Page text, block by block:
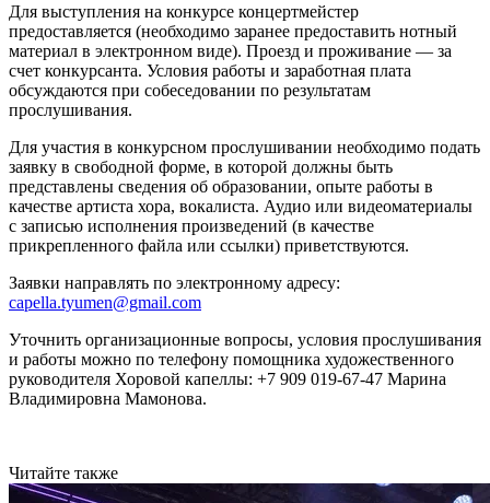
Для выступления на конкурсе концертмейстер
предоставляется (необходимо заранее предоставить нотный
материал в электронном виде). Проезд и проживание — за
счет конкурсанта. Условия работы и заработная плата
обсуждаются при собеседовании по результатам
прослушивания.
Для участия в конкурсном прослушивании необходимо подать
заявку в свободной форме, в которой должны быть
представлены сведения об образовании, опыте работы в
качестве артиста хора, вокалиста. Аудио или видеоматериалы
с записью исполнения произведений (в качестве
прикрепленного файла или ссылки) приветствуются.
Заявки направлять по электронному адресу:
capella.tyumen@gmail.com
Уточнить организационные вопросы, условия прослушивания
и работы можно по телефону помощника художественного
руководителя Хоровой капеллы: +7 909 019-67-47 Марина
Владимировна Мамонова.
Читайте также